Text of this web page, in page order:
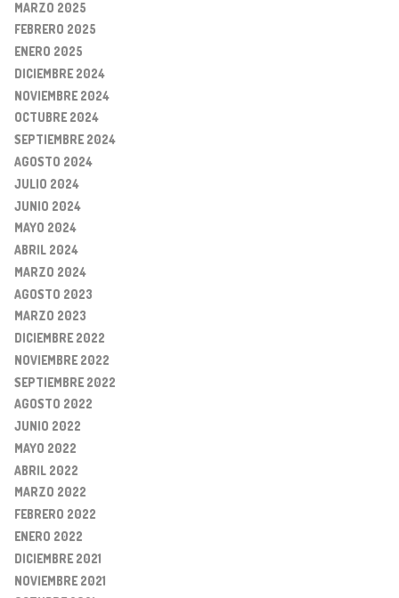
MARZO 2025
FEBRERO 2025
ENERO 2025
DICIEMBRE 2024
NOVIEMBRE 2024
OCTUBRE 2024
SEPTIEMBRE 2024
AGOSTO 2024
JULIO 2024
JUNIO 2024
MAYO 2024
ABRIL 2024
MARZO 2024
AGOSTO 2023
MARZO 2023
DICIEMBRE 2022
NOVIEMBRE 2022
SEPTIEMBRE 2022
AGOSTO 2022
JUNIO 2022
MAYO 2022
ABRIL 2022
MARZO 2022
FEBRERO 2022
ENERO 2022
DICIEMBRE 2021
NOVIEMBRE 2021